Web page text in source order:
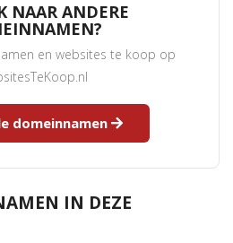
NAAR ANDERE
en websites te koop op
domeinnamen
IN DEZE